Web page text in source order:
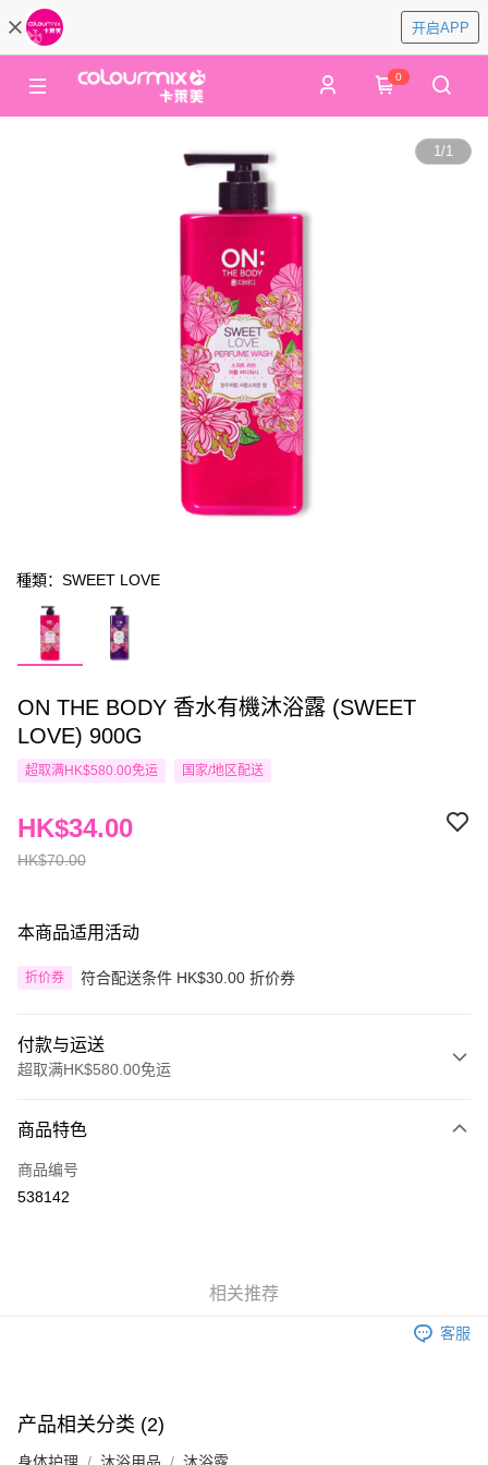
开启APP
0
1/1
種類：SWEET LOVE
ON THE BODY 香水有機沐浴露 (SWEET
LOVE) 900G
超取满HK$580.00免运 国家/地区配送
HK$70.00
HK$34.00
本商品适用活动
折价券 符合配送条件 HK$30.00 折价券
付款与运送
超取满HK$580.00免运
信用卡
Apple Pay
相关说明
銀行匯款 請將存款存到以下銀行帳戶，並於存款單據寫上訂單編號後電郵至
eshop@colourmix-cosmetics.com** **我們不會處理沒有提供存款單據的訂
商品特色
商品编号
538142
相关推荐
客服
产品相关分类 (2)